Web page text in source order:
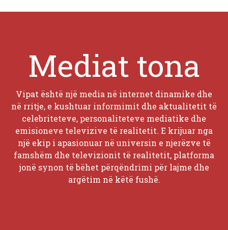
Mediat tona
Vipat është një media në internet dinamike dhe
në rritje, e kushtuar informimit dhe aktualitetit të
celebriteteve, personaliteteve mediatike dhe
emisioneve televizive të realitetit. E krijuar nga
një ekip i apasionuar në universin e njerëzve të
famshëm dhe televizionit të realitetit, platforma
jonë synon të bëhet përqëndrimi për lajme dhe
argëtim në këtë fushë.